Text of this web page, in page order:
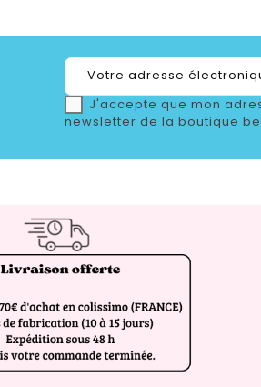
J'accepte que mon
newsletter de la boutique